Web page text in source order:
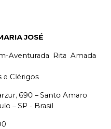
JOSÉ
Aventurada Rita Amada
e Clérigos
690 – Santo Amaro
– SP - Brasil